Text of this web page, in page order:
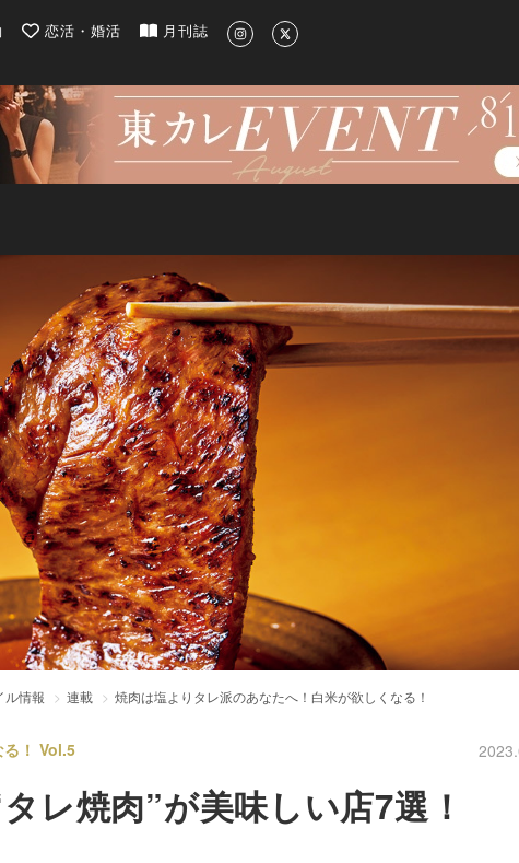
新のグルメ、洗練されたライフスタイル情報
恋活・婚活 月刊誌
ル情報 連載
焼肉は塩よりタレ派のあなたへ！白米が欲しくなる！
る！ Vol.5
レ焼肉”が美味しい店7選！